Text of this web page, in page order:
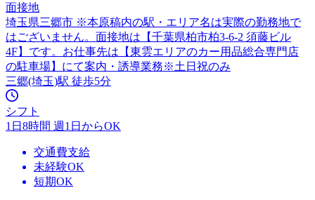
面接地
埼玉県三郷市 ※本原稿内の駅・エリア名は実際の勤務地で
はございません。面接地は【千葉県柏市柏3-6-2 須藤ビル
4F】です。お仕事先は【東雲エリアのカー用品総合専門店
の駐車場】にて案内・誘導業務※土日祝のみ
三郷(埼玉)駅 徒歩5分
シフト
1日8時間 週1日からOK
交通費支給
未経験OK
短期OK